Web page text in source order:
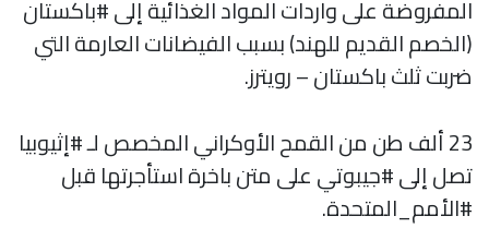
المفروضة على واردات المواد الغذائية إلى #باكستان
(الخصم القديم للهند) بسبب الفيضانات العارمة التي
ضربت ثلث باكستان – رويترز.
23 ألف طن من القمح الأوكراني المخصص لـ #إثيوبيا
تصل إلى #جيبوتي على متن باخرة استأجرتها قبل
#الأمم_المتحدة.